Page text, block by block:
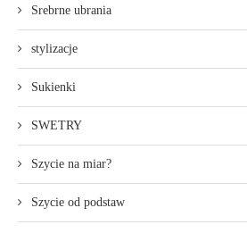
Srebrne ubrania
stylizacje
Sukienki
SWETRY
Szycie na miar?
Szycie od podstaw